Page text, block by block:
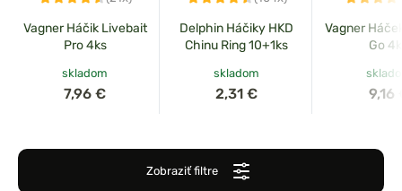
Vagner Háčik Livebait
Pro 4ks
skladom
7,96 €
Delphin Háčiky HKD
Chinu Ring 10+1ks
skladom
2,31 €
Vagner
Go
9,16
Zobraziť filtre